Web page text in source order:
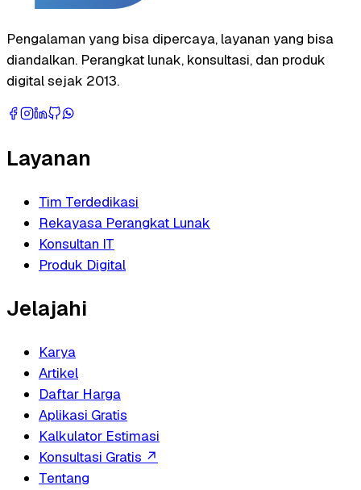
Pengalaman yang bisa dipercaya, layanan yang bisa
diandalkan. Perangkat lunak, konsultasi, dan produk
digital sejak 2013.
Layanan
Tim Terdedikasi
Rekayasa Perangkat Lunak
Konsultan IT
Produk Digital
Jelajahi
Karya
Artikel
Daftar Harga
Aplikasi Gratis
Kalkulator Estimasi
Konsultasi Gratis ↗
Tentang